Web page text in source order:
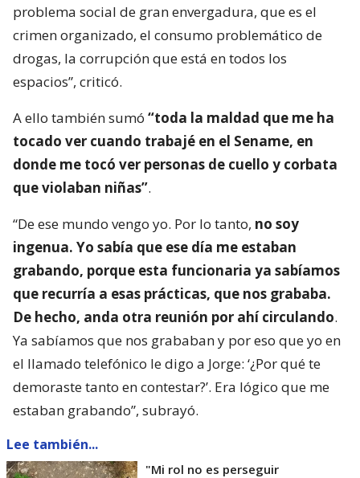
problema social de gran envergadura, que es el
crimen organizado, el consumo problemático de
drogas, la corrupción que está en todos los
espacios”, criticó.
A ello también sumó “toda la maldad que me ha
tocado ver cuando trabajé en el Sename, en
donde me tocó ver personas de cuello y corbata
que violaban niñas”.
“De ese mundo vengo yo. Por lo tanto, no soy
ingenua. Yo sabía que ese día me estaban
grabando, porque esta funcionaria ya sabíamos
que recurría a esas prácticas, que nos grababa.
De hecho, anda otra reunión por ahí circulando.
Ya sabíamos que nos grababan y por eso que yo en
el llamado telefónico le digo a Jorge: ‘¿Por qué te
demoraste tanto en contestar?’. Era lógico que me
estaban grabando”, subrayó.
Lee también...
"Mi rol no es perseguir